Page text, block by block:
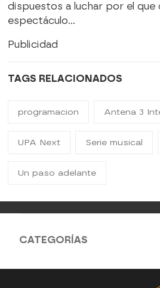
dispuestos a luchar por el que
espectáculo…
Publicidad
TAGS RELACIONADOS
programacion Antena 3
UPA Next Serie musical
Un paso adelante
CATEGORÍAS
Antena 3 Noticias El